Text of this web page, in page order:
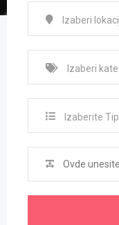
Izaberite Tip